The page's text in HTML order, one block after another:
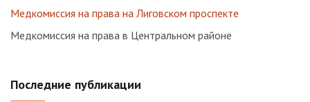
Медкомиссия на права на Лиговском проспекте
Медкомиссия на права в Центральном районе
Последние публикации